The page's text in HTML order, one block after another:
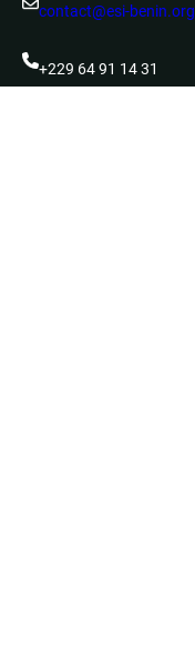
contact@esi-benin.org
+229 64 91 14 31